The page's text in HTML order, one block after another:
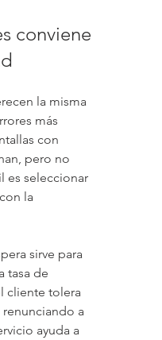
conviene
la misma
más
con
pero no
es seleccionar
la
sirve para
tasa de
cliente tolera
renunciando a
ayuda a